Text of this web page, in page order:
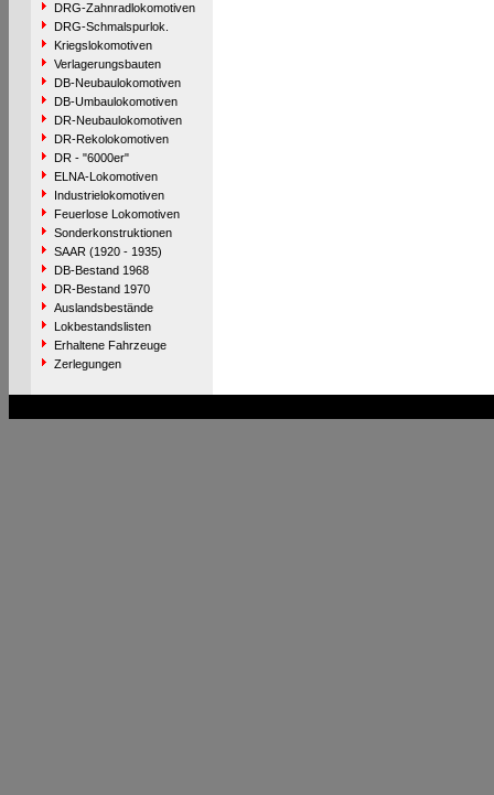
DRG-Zahnradlokomotiven
DRG-Schmalspurlok.
Kriegslokomotiven
Verlagerungsbauten
DB-Neubaulokomotiven
DB-Umbaulokomotiven
DR-Neubaulokomotiven
DR-Rekolokomotiven
DR - "6000er"
ELNA-Lokomotiven
Industrielokomotiven
Feuerlose Lokomotiven
Sonderkonstruktionen
SAAR (1920 - 1935)
DB-Bestand 1968
DR-Bestand 1970
Auslandsbestände
Lokbestandslisten
Erhaltene Fahrzeuge
Zerlegungen